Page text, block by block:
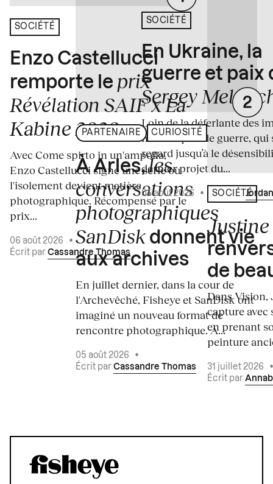
SOCIÉTÉ
Enzo Castellucci
remporte le prix
Révélation SAIF x La
Kabine 2026
Avec Come spirto in un'ampolla,
Enzo Castellucci signe une série où
l'isolement devient matière
photographique. Récompensé par le
prix...
06 août 2026
•
Écrit par Cassandre Thomas
PARTENAIRE CURIOSITÉ
À Arles,les
conversations
photographiques
SanDisk donnent vie
aux archives
En juillet dernier, dans la cour de
l'Archevêché, Fisheye et SanDisk ont
imaginé un nouveau format de
rencontre photographique. À...
05 août 2026
•
Écrit par Cassandre Thomas
SOCIÉTÉ
En Ukraine, la
guerre et paix
Sergey
Loin de la déferlante des
médiatiques de guerre, qui
regard jusqu’à le
dernier projet du...
04 août 2026 • Écrit par
SOCIÉTÉ
de
Dans
capture avec
en prenant
peinture
31 juillet 2026
Écrit par